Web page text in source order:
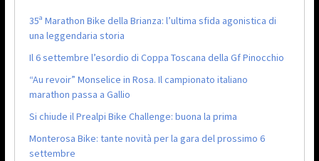
35ª Marathon Bike della Brianza: l’ultima sfida agonistica di
una leggendaria storia
Il 6 settembre l’esordio di Coppa Toscana della Gf Pinocchio
“Au revoir” Monselice in Rosa. Il campionato italiano
marathon passa a Gallio
Si chiude il Prealpi Bike Challenge: buona la prima
Monterosa Bike: tante novità per la gara del prossimo 6
settembre